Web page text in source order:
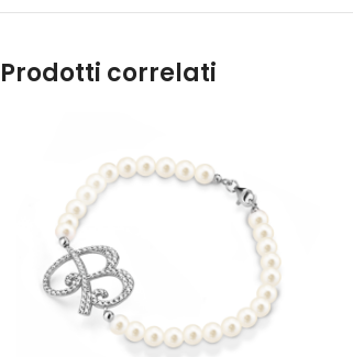
Prodotti correlati